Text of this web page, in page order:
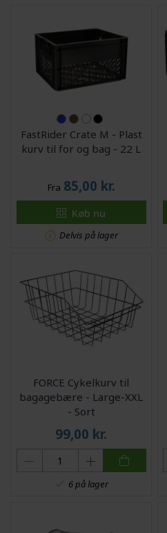
FastRider Crate M - Plast
kurv til for og bag - 22 L
Fra 85,00 kr.
Køb nu
Delvis på lager
FORCE Cykelkurv til
bagagebære - Large-XXL
- Sort
99,00 kr.
6 på lager